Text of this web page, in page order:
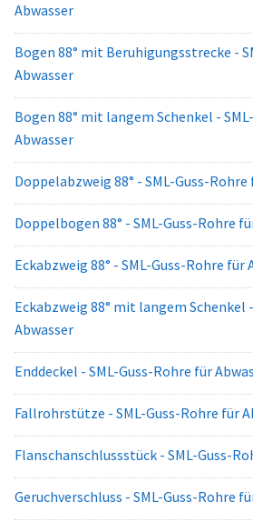
Abwasser
Bogen 88° mit Beruhigungsstrecke -
Abwasser
Bogen 88° mit langem Schenkel -
Abwasser
Doppelabzweig 88° - SML-Guss-
Doppelbogen 88° - SML-Guss-Rohre
Eckabzweig 88° - SML-Guss-Rohre für
Eckabzweig 88° mit langem Schenkel
Abwasser
Enddeckel - SML-Guss-Rohre für
Fallrohrstütze - SML-Guss-Rohre für
Flanschanschlussstück - SML-Guss-
Geruchverschluss - SML-Guss-Rohre